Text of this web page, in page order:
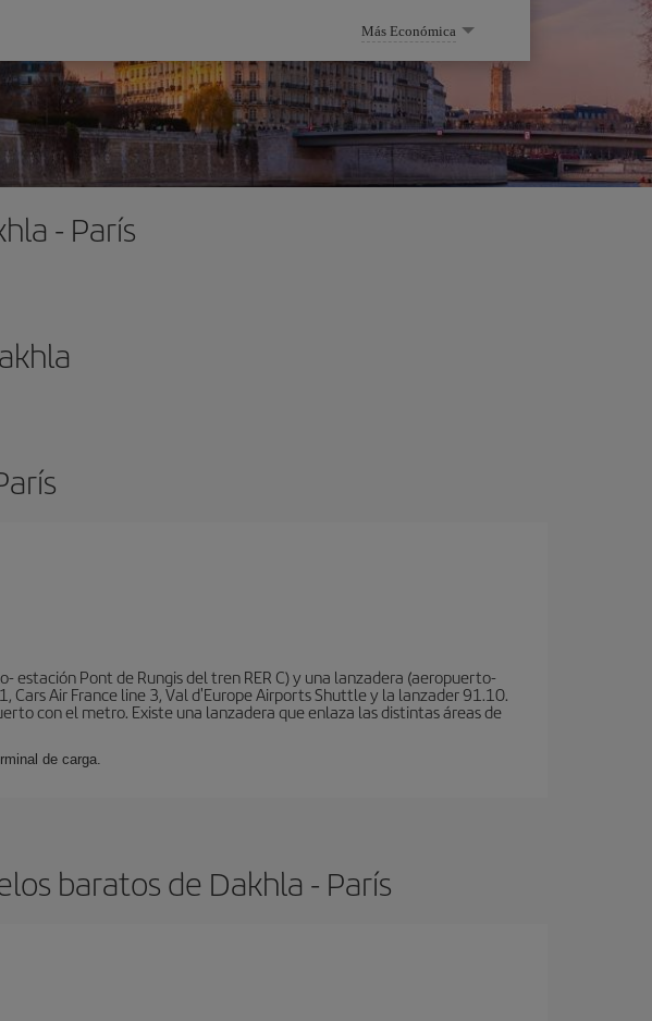
Más Económica
- París
Pont de Rungis del tren RER C) y una lanzadera (aeropuerto-
Cars Air France line 3, Val d'Europe Airports Shuttle y la lanzader 91.10.
con el metro. Existe una lanzadera que enlaza las distintas áreas de
de carga.
baratos de Dakhla - París